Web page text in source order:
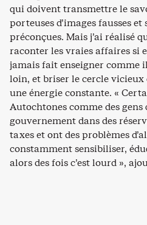
qui doivent transmettre le
porteuses d’images fausses et
préconçues. Mais j’ai réalisé
raconter les vraies affaires si
jamais fait enseigner comme
loin, et briser le cercle vicieux
une énergie constante. «
Autochtones comme des
gouvernement dans des
taxes et ont des problèmes
constamment sensibiliser,
alors des fois c’est lourd »,